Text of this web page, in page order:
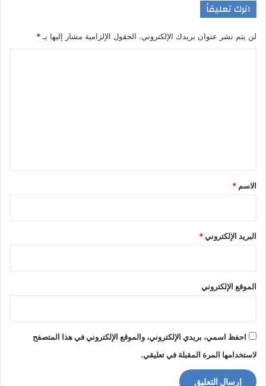
اترك تعليقاً
لن يتم نشر عنوان بريدك الإلكتروني. الحقول الإلزامية مشار إليها بـ *
*
الاسم *
البريد الإلكتروني*
الموقع الإلكتروني
احفظ اسمي، بريدي الإلكتروني، والموقع الإلكتروني في هذا المتصفح
لاستخدامها المرة المقبلة في تعليقي.